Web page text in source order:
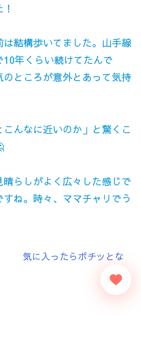
結構歩いてました。山手線
年くらい続けてたんで
ところが意外とあって気持
んなに近いのか」と驚くこ
らしがよく広々した感じで
ね。時々、ママチャリでう